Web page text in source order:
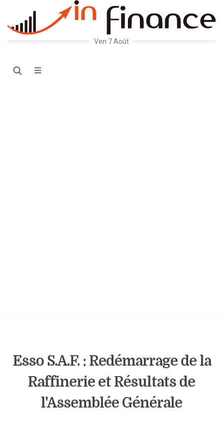
Ven 7 Août
Esso S.A.F. : Redémarrage de la
Raffinerie et Résultats de
l'Assemblée Générale